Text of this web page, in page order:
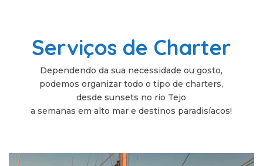
Serviços de Charter
Dependendo da sua necessidade ou gosto,
podemos organizar todo o tipo de charters,
desde sunsets no rio Tejo
a semanas em alto mar e destinos paradisíacos!